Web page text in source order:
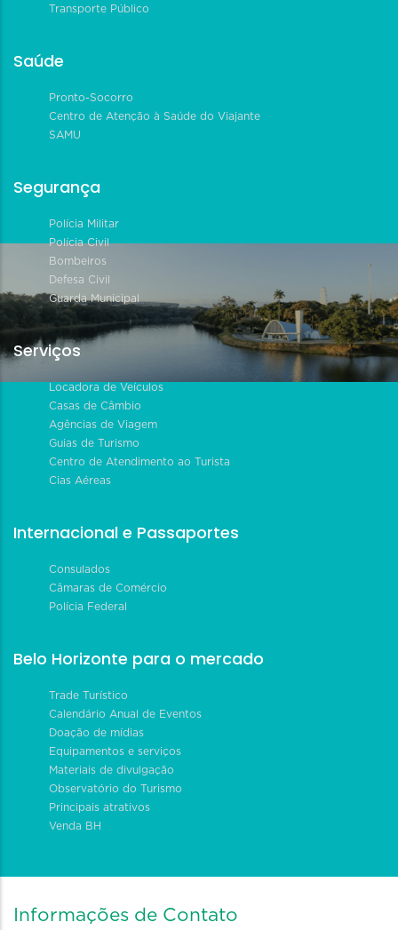
Transporte Público
Saúde
Pronto-Socorro
Centro de Atenção à Saúde do Viajante
SAMU
Segurança
Polícia Militar
Polícia Civil
Bombeiros
Defesa Civil
Guarda Municipal
Serviços
Locadora de Veículos
Casas de Câmbio
Agências de Viagem
Guias de Turismo
Centro de Atendimento ao Turista
Cias Aéreas
Internacional e Passaportes
Consulados
Câmaras de Comércio
Polícia Federal
Belo Horizonte para o mercado
Trade Turístico
Calendário Anual de Eventos
Doação de mídias
Equipamentos e serviços
Materiais de divulgação
Observatório do Turismo
Principais atrativos
Venda BH
Informações de Contato